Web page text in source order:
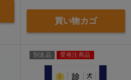
買い物カゴ
別送品 受発注商品